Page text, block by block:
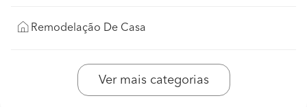
Remodelação De Casa
Ver mais categorias